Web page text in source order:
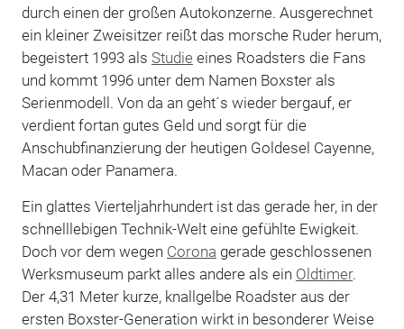
durch einen der großen Autokonzerne. Ausgerechnet
ein kleiner Zweisitzer reißt das morsche Ruder herum,
begeistert 1993 als Studie eines Roadsters die Fans
und kommt 1996 unter dem Namen Boxster als
Serienmodell. Von da an geht´s wieder bergauf, er
verdient fortan gutes Geld und sorgt für die
Anschubfinanzierung der heutigen Goldesel Cayenne,
Macan oder Panamera.
Ein glattes Vierteljahrhundert ist das gerade her, in der
schnelllebigen Technik-Welt eine gefühlte Ewigkeit.
Doch vor dem wegen Corona gerade geschlossenen
Werksmuseum parkt alles andere als ein Oldtimer.
Der 4,31 Meter kurze, knallgelbe Roadster aus der
ersten Boxster-Generation wirkt in besonderer Weise